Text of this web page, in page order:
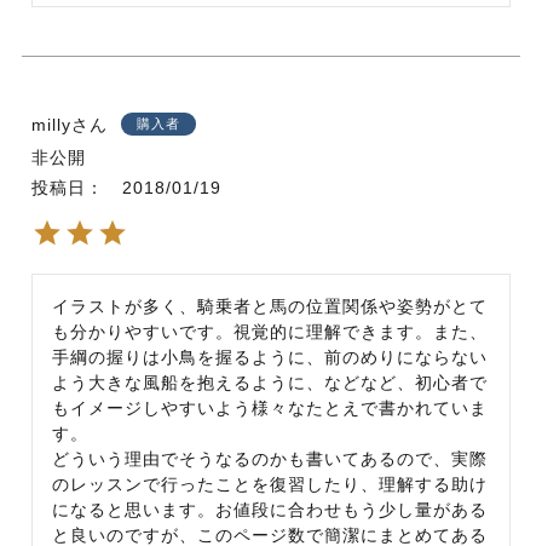
milly 購入者
非公開
投稿日
2018/01/19
イラストが多く、騎乗者と馬の位置関係や姿勢がとて
も分かりやすいです。視覚的に理解できます。また、
手綱の握りは小鳥を握るように、前のめりにならない
よう大きな風船を抱えるように、などなど、初心者で
もイメージしやすいよう様々なたとえで書かれていま
す。
どういう理由でそうなるのかも書いてあるので、実際
のレッスンで行ったことを復習したり、理解する助け
になると思います。お値段に合わせもう少し量がある
と良いのですが、このページ数で簡潔にまとめてある